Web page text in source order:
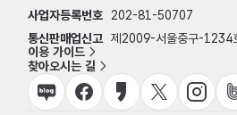
사업자등록번호
202-81-50707
통신판매업신고 제2009-서울중구-1234
이용 가이드
찾아오시는 길